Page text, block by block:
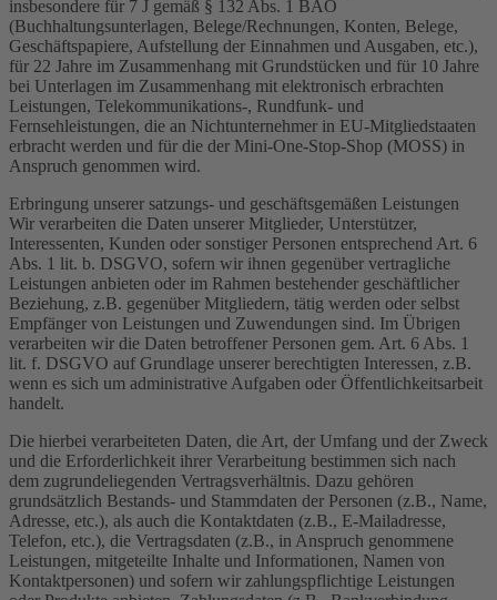
insbesondere für 7 J gemäß § 132 Abs. 1 BAO
(Buchhaltungsunterlagen, Belege/Rechnungen, Konten, Belege,
Geschäftspapiere, Aufstellung der Einnahmen und Ausgaben, etc.),
für 22 Jahre im Zusammenhang mit Grundstücken und für 10 Jahre
bei Unterlagen im Zusammenhang mit elektronisch erbrachten
Leistungen, Telekommunikations-, Rundfunk- und
Fernsehleistungen, die an Nichtunternehmer in EU-Mitgliedstaaten
erbracht werden und für die der Mini-One-Stop-Shop (MOSS) in
Anspruch genommen wird.
Erbringung unserer satzungs- und geschäftsgemäßen Leistungen
Wir verarbeiten die Daten unserer Mitglieder, Unterstützer,
Interessenten, Kunden oder sonstiger Personen entsprechend Art. 6
Abs. 1 lit. b. DSGVO, sofern wir ihnen gegenüber vertragliche
Leistungen anbieten oder im Rahmen bestehender geschäftlicher
Beziehung, z.B. gegenüber Mitgliedern, tätig werden oder selbst
Empfänger von Leistungen und Zuwendungen sind. Im Übrigen
verarbeiten wir die Daten betroffener Personen gem. Art. 6 Abs. 1
lit. f. DSGVO auf Grundlage unserer berechtigten Interessen, z.B.
wenn es sich um administrative Aufgaben oder Öffentlichkeitsarbeit
handelt.
Die hierbei verarbeiteten Daten, die Art, der Umfang und der Zweck
und die Erforderlichkeit ihrer Verarbeitung bestimmen sich nach
dem zugrundeliegenden Vertragsverhältnis. Dazu gehören
grundsätzlich Bestands- und Stammdaten der Personen (z.B., Name,
Adresse, etc.), als auch die Kontaktdaten (z.B., E-Mailadresse,
Telefon, etc.), die Vertragsdaten (z.B., in Anspruch genommene
Leistungen, mitgeteilte Inhalte und Informationen, Namen von
Kontaktpersonen) und sofern wir zahlungspflichtige Leistungen